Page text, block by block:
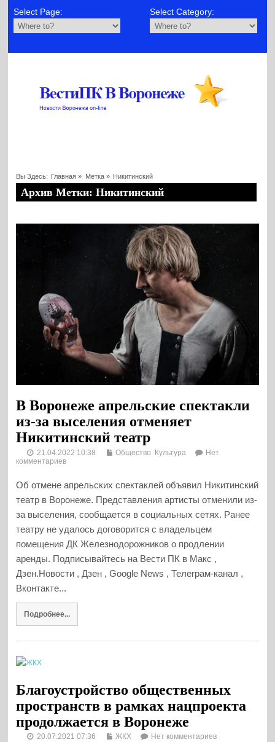
Select Page: Select Category:
Вы Здесь: Главная » Метка » Никитинский
Архив Метки: Никитинский
В Воронеже апрельские спектакли
из-за выселения отменяет
Никитинский театр
21.04.2022 10:38 Общество. Культура
Нет
комментариев
Об отмене апрельских спектаклей объявил Никитинский
театр в Воронеже. Представления артисты отменили из-
за выселения, сообщается в социальных сетях. Ранее
театру не удалось договорится с владельцем
помещения ДК Железнодорожников о продлении
аренды. Подписывайтесь на Вести ПК в Макс ,
Дзен.Новости , Дзен , Google News , Телеграм-канал ,
Вконтакте...
Подробнее...
Благоустройство общественных
пространств в рамках нацпроекта
продолжается в Воронеже
20.07.2021 07:36 ЖКХ Нет комментариев